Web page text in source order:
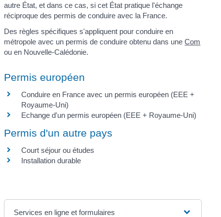
autre État, et dans ce cas, si cet État pratique l'échange
réciproque des permis de conduire avec la France.
Des règles spécifiques s'appliquent pour conduire en
métropole avec un permis de conduire obtenu dans uneCom
ou en Nouvelle-Calédonie.
Permis européen
Conduire en France avec un permis européen (EEE +
Royaume-Uni)
Echange d'un permis européen (EEE + Royaume-Uni)
Permis d'un autre pays
Court séjour ou études
Installation durable
Services en ligne et formulaires